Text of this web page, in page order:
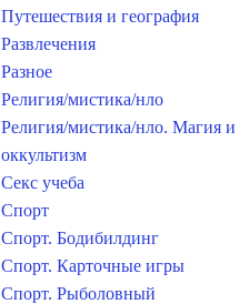
Путешествия и география
Развлечения
Разное
Религия/мистика/нло
Религия/мистика/нло. Магия и
оккультизм
Секс учеба
Спорт
Спорт. Бодибилдинг
Спорт. Карточные игры
Спорт. Рыболовный